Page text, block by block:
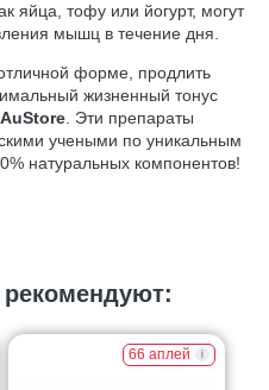
яйца, тофу или йогурт, могут
мышц в течение дня.
форме, продлить
жизненный тонус
AuStore . Эти препараты
учеными по уникальным
натуральных компонентов!
66 аплей